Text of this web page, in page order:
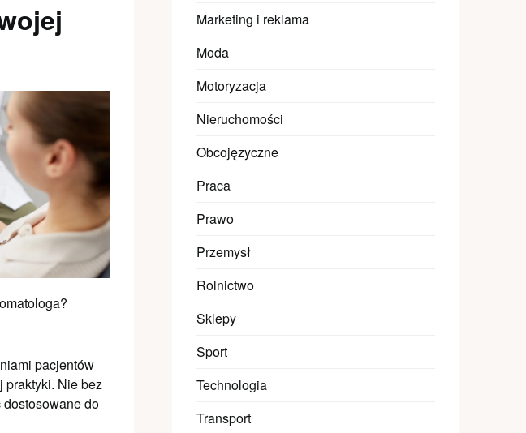
pacjentów
praktyki. Nie bez
do
Marketing i reklama
Moda
Motoryzacja
Nieruchomości
Obcojęzyczne
Praca
Prawo
Przemysł
Rolnictwo
Sklepy
Sport
Technologia
Transport